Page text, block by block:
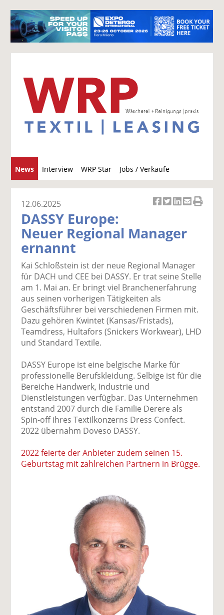
News Interview WRP Star Jobs / Verkäufe
u
c
k
uf
F
ac
e
b
o
o
il
e
k
el
wi
tt
er
k
uf
Li
n
e
di
n
e
n
k
er
E
m
l
er
e
ru
ck
e
12.06.2025
DASSY Europe:
Neuer Regional Manager
ernannt
Kai Schloßstein ist der neue Regional Manager
für DACH und CEE bei DASSY. Er trat seine Stelle
am 1. Mai an. Er bringt viel Branchenerfahrung
aus seinen vorherigen Tätigkeiten als
Geschäftsführer bei verschiedenen Firmen mit.
Dazu gehören Kwintet (Kansas/Fristads),
Teamdress, Hultafors (Snickers Workwear), LHD
und Standard Textile.
DASSY Europe ist eine belgische Marke für
professionelle Berufskleidung. Selbige ist für die
Bereiche Handwerk, Industrie und
Dienstleistungen verfügbar. Das Unternehmen
entstand 2007 durch die Familie Derere als
Spin-off ihres Textilkonzerns Dress Confect.
2022 übernahm Doveso DASSY.
2022 feierte der Anbieter zudem seinen 15.
Geburtstag mit zahlreichen Partnern in Brügge.